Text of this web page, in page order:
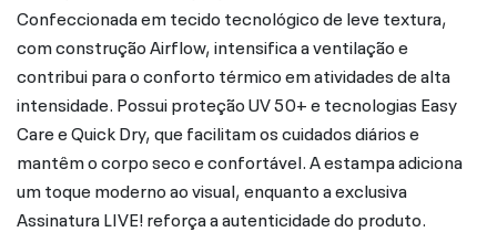
Confeccionada em tecido tecnológico de leve textura,
com construção Airflow, intensifica a ventilação e
contribui para o conforto térmico em atividades de alta
intensidade. Possui proteção UV 50+ e tecnologias Easy
Care e Quick Dry, que facilitam os cuidados diários e
mantêm o corpo seco e confortável. A estampa adiciona
um toque moderno ao visual, enquanto a exclusiva
Assinatura LIVE! reforça a autenticidade do produto.